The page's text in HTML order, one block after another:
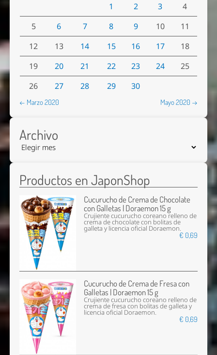
1
2 3
4
5
6 7 8 9 10
11
12
13 14 15 16 17
18
19
20 21 22 23 24
25
26
27 28 29 30
← Marzo 2020 Mayo 2020 →
Archivo
Productos en JaponShop
Cucurucho de Crema de Chocolate
con Galletas | Doraemon 15 g
Crujiente cucurucho coreano relleno de
crema de chocolate con bolitas de
galleta y licencia oficial Doraemon.
€ 0,69
Cucurucho de Crema de Fresa con
Galletas | Doraemon 15 g
Crujiente cucurucho coreano relleno de
crema de fresa con bolitas de galleta y
licencia oficial Doraemon.
€ 0,69